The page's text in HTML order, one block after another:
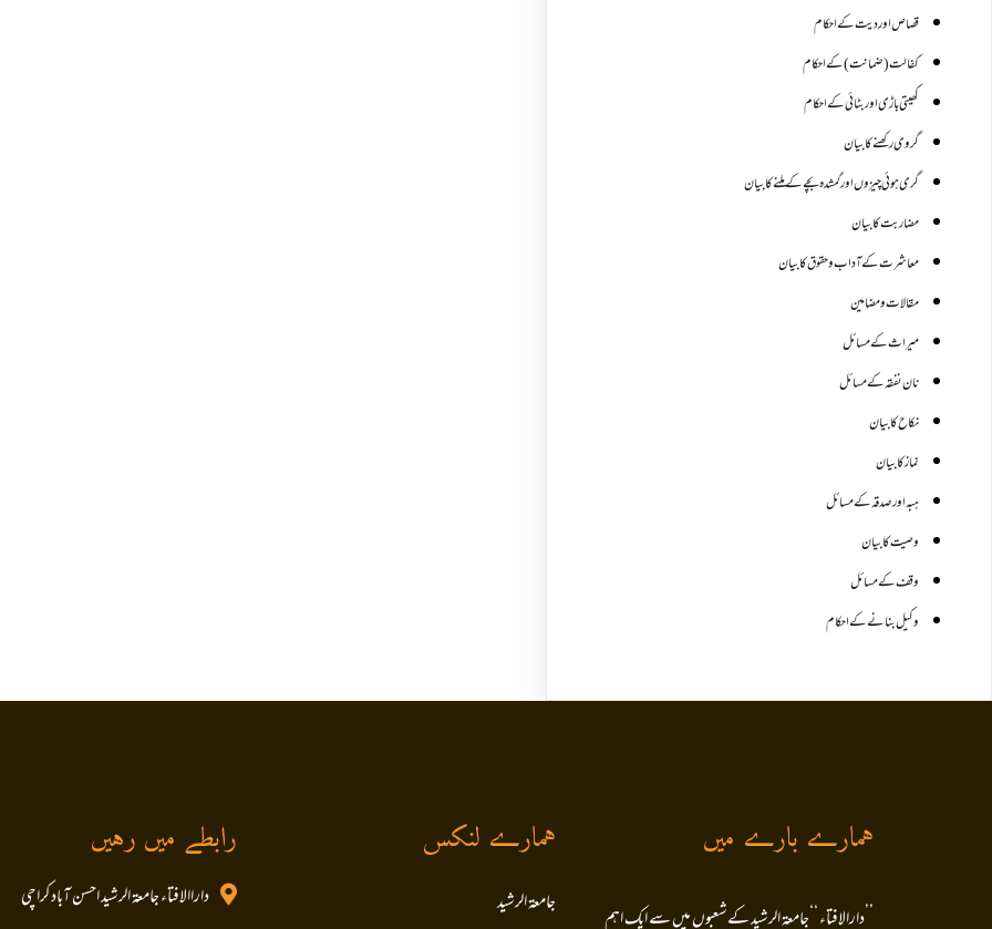
قصاص اور دیت کے احکام
کفالت (ضمانت) کے احکام
کھیتی باڑی اور بٹائی کے احکام
گروی رکھنے کا بیان
گری ہوئی چیزوں اورگمشدہ بچے کے ملنے کا بیان
مضاربت کا بیان
معاشرت کے آداب و حقوق کا بیان
مقالات ومضامین
میراث کے مسائل
نان نفقہ کے مسائل
نکاح کا بیان
نماز کا بیان
ہبہ اور صدقہ کے مسائل
وصیت کا بیان
وقف کے مسائل
وکیل بنانے کے احکام
ہمارے بارے میں
’’دارالافتاء ‘‘جامعۃ الرشید کےشعبوں میں سے ایک اہم
ہمارے لنکس
جامعۃ الرشید
رابطے میں رہیں
داراالافتاء جامعۃ الرشید احسن آباد کراچی